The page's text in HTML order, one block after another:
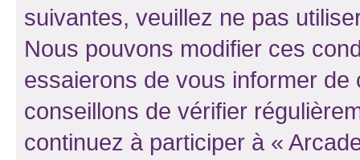
suivantes, veuillez ne pas
Nous pouvons modifier ces
essaierons de vous informer
conseillons de vérifier
continuez à participer à «